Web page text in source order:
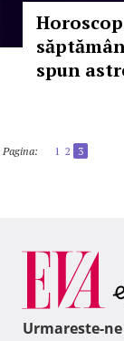
spun
Pagina: 1 2 3
Urmareste-